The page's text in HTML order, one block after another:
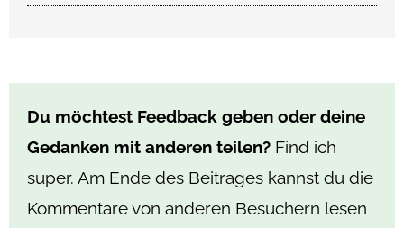
Du möchtest Feedback geben oder deine
Gedanken mit anderen teilen? Find ich
super. Am Ende des Beitrages kannst du die
Kommentare von anderen Besuchern lesen